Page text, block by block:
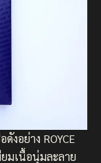
งอย่าง ROYCE
มเนื้อนุ่มละลาย